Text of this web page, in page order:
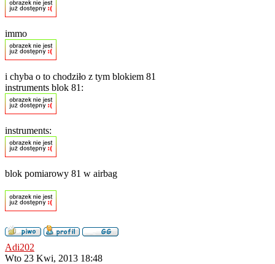
immo
i chyba o to chodziło z tym blokiem 81
instruments blok 81:
instruments:
blok pomiarowy 81 w airbag
Adi202
Wto 23 Kwi, 2013 18:48